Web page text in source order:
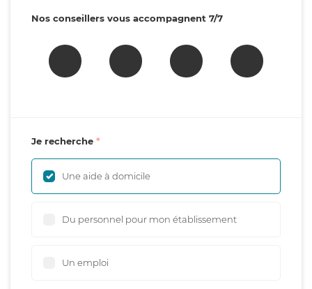
Nos conseillers vous accompagnent 7/7
Je recherche
Une aide à domicile
Du personnel pour mon établissement
Un emploi